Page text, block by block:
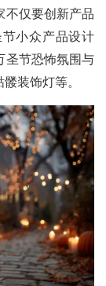
不仅要创新产品
小众产品设计
圣节恐怖氛围与
装饰灯等。